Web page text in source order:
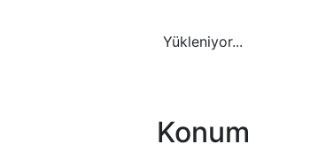
Yükleniyor...
Konum